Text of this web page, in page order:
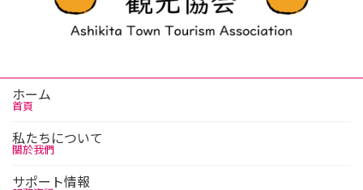
ホーム
首頁
私たちについて
關於我們
サポート情報